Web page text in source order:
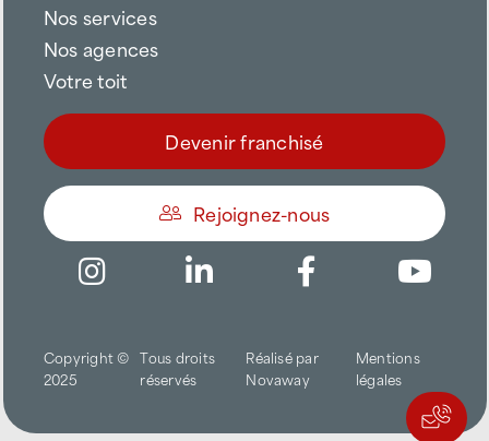
Nos services
Nos agences
Votre toit
Devenir franchisé
Rejoignez-nous
Copyright ©
2025
Tous droits
réservés
Réalisé par
Novaway
Mentions
légales
Trouver une agence